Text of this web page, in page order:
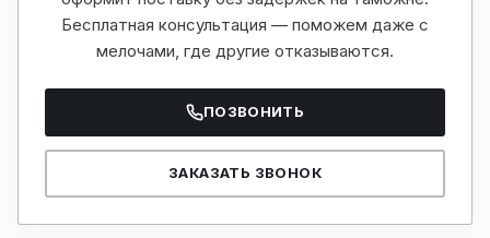
Бесплатная консультация — поможем даже с
мелочами, где другие отказываются.
ПОЗВОНИТЬ
ЗАКАЗАТЬ ЗВОНОК